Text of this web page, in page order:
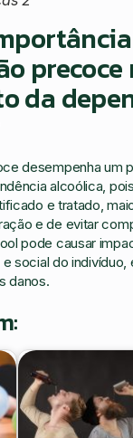
precoce
da
desempenha um
alcoólica,
e tratado,
e de evitar
pode causar
social do indivíduo,
danos.